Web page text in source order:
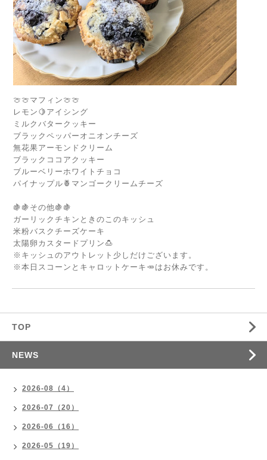
🍈🍈マフィン🍈🍈
レモン🍋アイシング
ミルクバタークッキー
ブラックペッパーオニオンチーズ
無花果アーモンドクリーム
ブラックココアクッキー
ブルーベリーホワイトチョコ
パイナップル🍍マンゴークリームチーズ
🍇🍇その他🍇🍇
ガーリックチキンときのこのキッシュ
米粉バスクチーズケーキ
太陽卵カスタードプリン🍮
※キッシュのアウトレット少しだけございます。
※本日スコーンとキャロットケーキ🥕はお休みです。
TOP
NEWS
2026-08（4）
2026-07（20）
2026-06（16）
2026-05（19）